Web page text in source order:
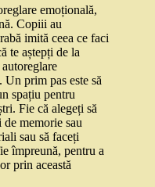
emoțională,
Copiii au
imită ceea ce faci
te aștepți de la
prim pas este să
spațiu pentru
Fie că alegeți să
memorie sau
sau să faceți
împreună, pentru a
prin această